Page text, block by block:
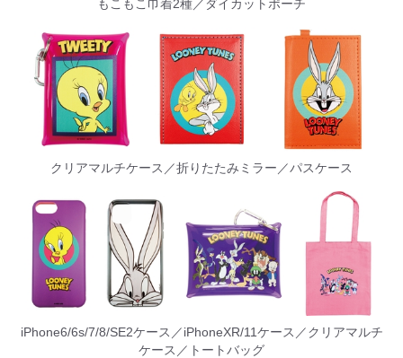
もこもこ巾着2種／ダイカットポーチ
クリアマルチケース／折りたたみミラー／パスケース
iPhone6/6s/7/8/SE2ケース／iPhoneXR/11ケース／クリアマルチ
ケース／トートバッグ